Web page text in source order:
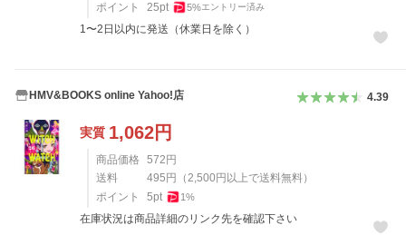
ポイント
25pt 5%エントリー済み
1〜2日以内に発送（休業日を除く）
HMV&BOOKS online Yahoo!店 4.39
実質 1,062円
商品価格 572 円
送料
495 円 （2,500 円以上で送料無料）
ポイント
5pt 1%
在庫状況は商品詳細のリンク先を確認下さい